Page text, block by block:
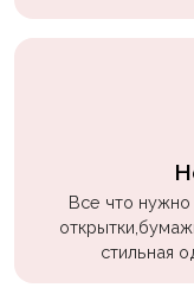
Все что нужно
стильная
Аниме
Природа